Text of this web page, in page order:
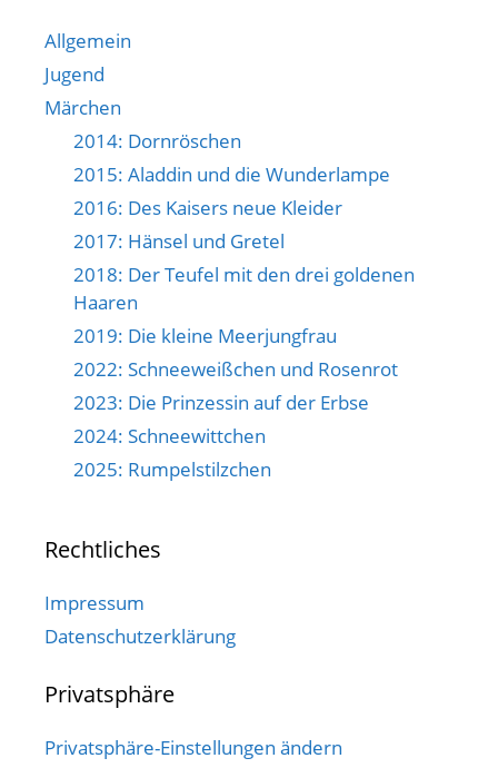
Allgemein
Jugend
Märchen
2014: Dornröschen
2015: Aladdin und die Wunderlampe
2016: Des Kaisers neue Kleider
2017: Hänsel und Gretel
2018: Der Teufel mit den drei goldenen
Haaren
2019: Die kleine Meerjungfrau
2022: Schneeweißchen und Rosenrot
2023: Die Prinzessin auf der Erbse
2024: Schneewittchen
2025: Rumpelstilzchen
Rechtliches
Impressum
Datenschutzerklärung
Privatsphäre
Privatsphäre-Einstellungen ändern